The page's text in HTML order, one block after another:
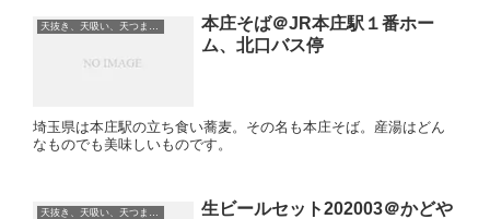
天抜き、天吸い、天つま、立ち食い、蕎麦、etc
本庄そば＠JR本庄駅１番ホー
ム、北口バス停
埼玉県は本庄駅の立ち食い蕎麦。その名も本庄そば。産湯はどん
なものでも美味しいものです。
生ビールセット202003＠かどや